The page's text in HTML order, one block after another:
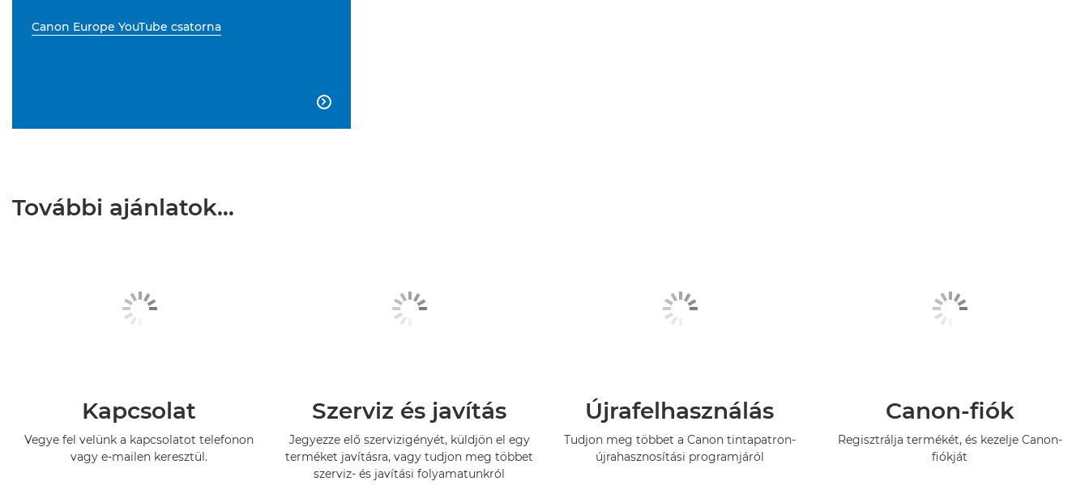
Canon Europe YouTube csatorna

További ajánlatok…
Kapcsolat
Vegye fel velünk a kapcsolatot telefonon
vagy e-mailen keresztül.
Szerviz és javítás
Jegyezze elő szervizigényét, küldjön el egy
terméket javításra, vagy tudjon meg többet
szerviz- és javítási folyamatunkról
Újrafelhasználás
Tudjon meg többet a Canon tintapatron-
újrahasznosítási programjáról
Canon-fiók
Regisztrálja termékét, és kezelje Canon-
fiókját